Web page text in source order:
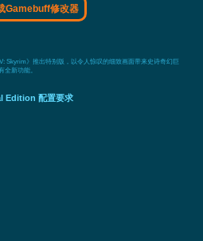
Gamebuff修改器
Skyrim》推出特别版，以令人惊叹的细致画面带来史诗奇幻巨
新功能。
Edition 配置要求